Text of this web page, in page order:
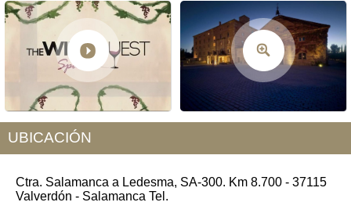
UBICACIÓN
Ctra. Salamanca a Ledesma, SA-300. Km 8.700 - 37115
Valverdón - Salamanca Tel.